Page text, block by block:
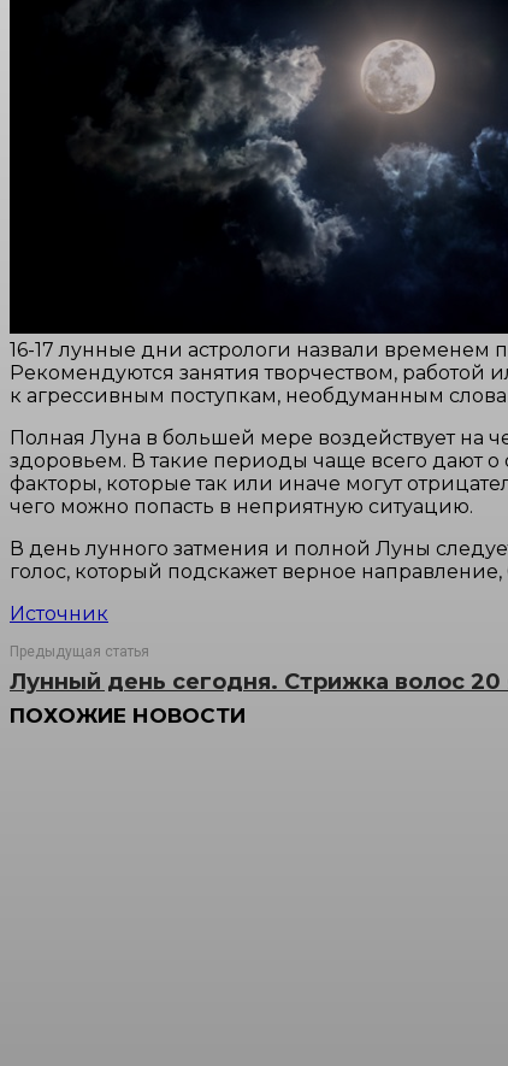
16-17 лунные дни астрологи назвали
Рекомендуются занятия творчеством, работой
к агрессивным поступкам, необдуманным
Полная Луна в большей мере воздействует на
здоровьем. В такие периоды чаще всего дают о
факторы, которые так или иначе могут
чего можно попасть в неприятную ситуацию.
В день лунного затмения и полной Луны
голос, который подскажет верное
Источник
Предыдущая статья
Лунный день сегодня. Стрижка волос 20
ПОХОЖИЕ НОВОСТИ